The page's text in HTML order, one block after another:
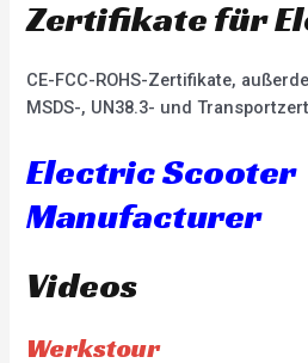
Zertifikate für
CE-FCC-ROHS-Zertifikate,
MSDS-, UN38.3- und
Electric Scooter
Manufacturer
Videos
Werkstour